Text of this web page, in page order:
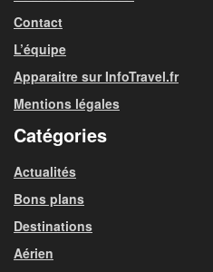
Contact
L’équipe
Apparaitre sur InfoTravel.fr
Mentions légales
Catégories
Actualités
Bons plans
Destinations
Aérien